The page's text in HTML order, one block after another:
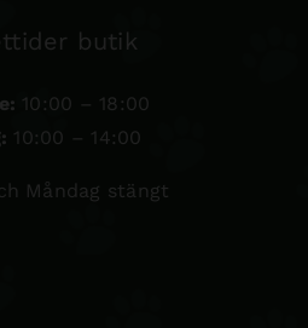
butik
10:00 – 18:00
10:00 – 14:00
Måndag stängt